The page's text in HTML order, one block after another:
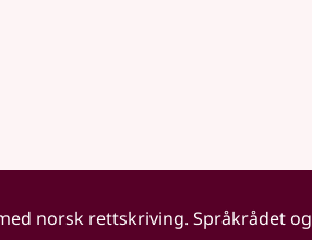
norsk rettskriving. Språkrådet og